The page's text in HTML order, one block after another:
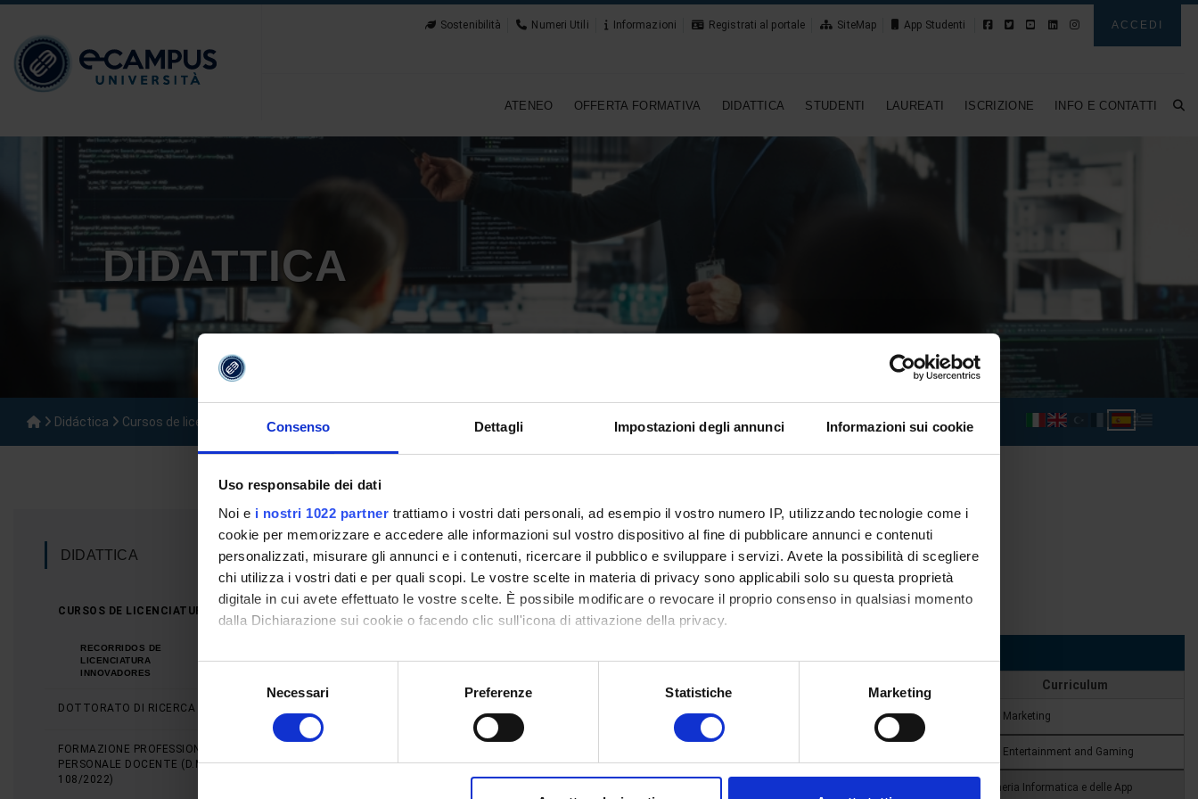
Consenso Dettagli Impostazioni degli annunci Informazioni sui cookie
Uso responsabile dei dati
Noi e i nostri 1022 partner trattiamo i vostri dati personali, ad esempio il vostro numero IP, utilizzando tecnologie come i
cookie per memorizzare e accedere alle informazioni sul vostro dispositivo al fine di pubblicare annunci e contenuti
personalizzati, misurare gli annunci e i contenuti, ricercare il pubblico e sviluppare i servizi. Avete la possibilità di scegliere
chi utilizza i vostri dati e per quali scopi. Le vostre scelte in materia di privacy sono applicabili solo su questa proprietà
digitale in cui avete effettuato le vostre scelte. È possibile modificare o revocare il proprio consenso in qualsiasi momento
dalla Dichiarazione sui cookie o facendo clic sull'icona di attivazione della privacy.
Con il tuo consenso, vorremmo anche:
raccogliere informazioni sulla tua posizione geografica, con un'approssimazione di qualche metro,
digitali).
modificare o ritirare il tuo consenso in qualsiasi momento dalla Dichiarazione sui cookie.
Necessari Preferenze Statistiche Marketing
Sostenibilità Numeri Utili Informazioni Registrati al portale SiteMap App Studenti ACCEDI
ATENEO OFFERTA FORMATIVA DIDATTICA STUDENTI LAUREATI ISCRIZIONE INFO E CONTATTI
DIDATTICA
Didáctica Cursos de licenciatura Recorridos de Licenciatura innovadores
DIDATTICA
CURSOS DE LICENCIATURA
RECORRIDOS DE
LICENCIATURA
INNOVADORES
DOTTORATO DI RICERCA
FORMAZIONE PROFESSIONALE DEL
PERSONALE DOCENTE (D.M.
108/2022)
Recorridos de Licenciatura innovadores